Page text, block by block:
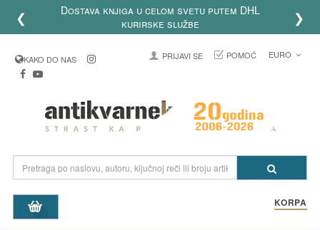
❮knjiga u celom svetu putem DHL
❯
KAKO DO NAS PRIJAVI SE POMOĆ EURO
KORPA